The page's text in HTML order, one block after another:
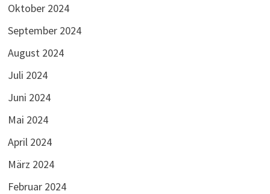
Oktober 2024
September 2024
August 2024
Juli 2024
Juni 2024
Mai 2024
April 2024
März 2024
Februar 2024